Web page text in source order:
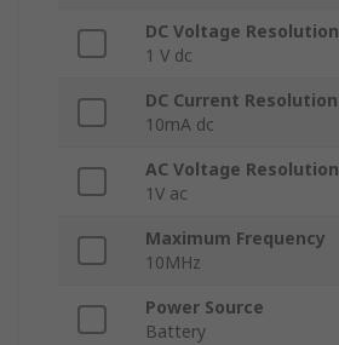
DC Voltage Resolution
1 V dc
DC Current Resolution
10mA dc
AC Voltage Resolution
1V ac
Maximum Frequency
10MHz
Power Source
Battery